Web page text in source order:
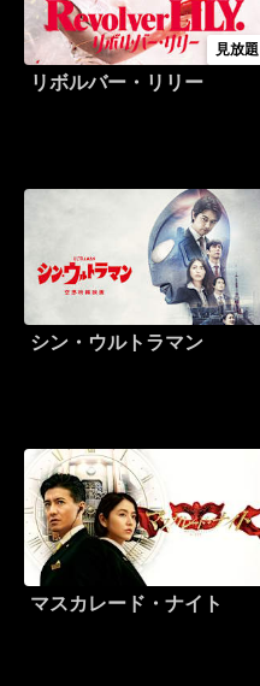
見放題
リボルバー・リリー
シン・ウルトラマン
マスカレード・ナイト